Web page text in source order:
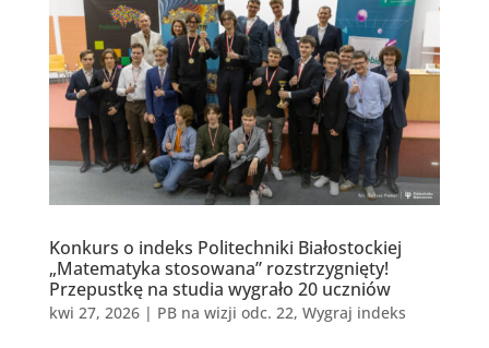
Konkurs o indeks Politechniki Białostockiej
„Matematyka stosowana” rozstrzygnięty!
Przepustkę na studia wygrało 20 uczniów
kwi 27, 2026| PB na wizji odc. 22, Wygraj indeks